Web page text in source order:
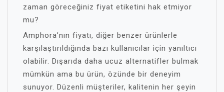
zaman göreceğiniz fiyat etiketini hak etmiyor
mu?
Amphora’nın fiyatı, diğer benzer ürünlerle
karşılaştırıldığında bazı kullanıcılar için yanıltıcı
olabilir. Dışarıda daha ucuz alternatifler bulmak
mümkün ama bu ürün, özünde bir deneyim
sunuyor. Düzenli müşteriler, kalitenin her şeyin